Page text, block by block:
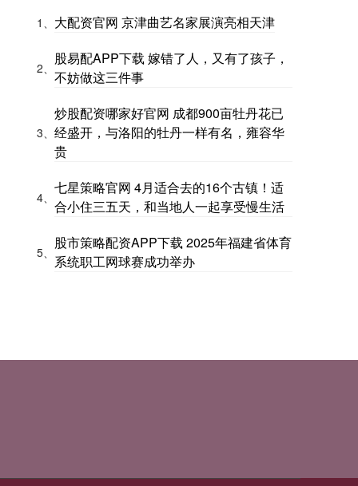
1、 大配资官网 京津曲艺名家展演亮相天津
2、
股易配APP下载 嫁错了人，又有了孩子，
不妨做这三件事
3、
炒股配资哪家好官网 成都900亩牡丹花已
经盛开，与洛阳的牡丹一样有名，雍容华
贵
4、
七星策略官网 4月适合去的16个古镇！适
合小住三五天，和当地人一起享受慢生活
5、
股市策略配资APP下载 2025年福建省体育
系统职工网球赛成功举办